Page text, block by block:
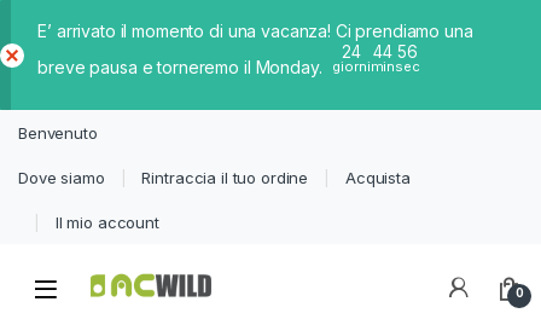
E’ arrivato il momento di una vacanza! Ci prendiamo una
breve pausa e torneremo il Monday.
24
giorni
44
min
56
sec
iud
Benvenuto
Dove siamo Rintraccia il tuo ordine Acquista
Il mio account
0